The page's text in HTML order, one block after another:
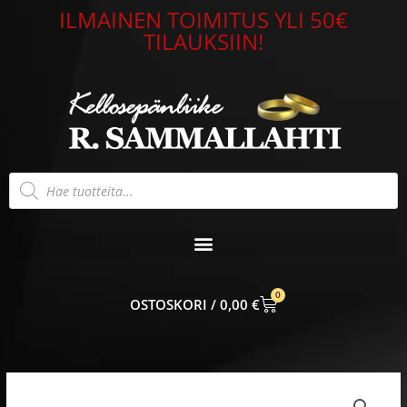
ILMAINEN TOIMITUS YLI 50€
TILAUKSIIN!
Products
search
0,00 €
0
CART